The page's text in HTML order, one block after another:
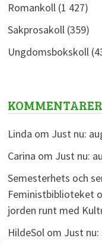
Romankoll(1 427)
Sakprosakoll(359)
Ungdomsbokskoll
KOMMENTARER
Linda om Just nu:
Carina om Just nu:
Semesterhets och
Feministbiblioteket
jorden runt med
HildeSolom Just